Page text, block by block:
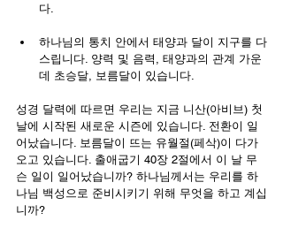
다.
하나님의 통치 안에서 태양과 달이 지구를 다
스립니다. 양력 및 음력, 태양과의 관계 가운
데 초승달, 보름달이 있습니다.
성경 달력에 따르면 우리는 지금 니산(아비브) 첫
날에 시작된 새로운 시즌에 있습니다. 전환이 일
어났습니다. 보름달이 뜨는 유월절(페삭)이 다가
오고 있습니다. 출애굽기 40장 2절에서 이 날 무
슨 일이 일어났습니까? 하나님께서는 우리를 하
나님 백성으로 준비시키기 위해 무엇을 하고 계십
니까?